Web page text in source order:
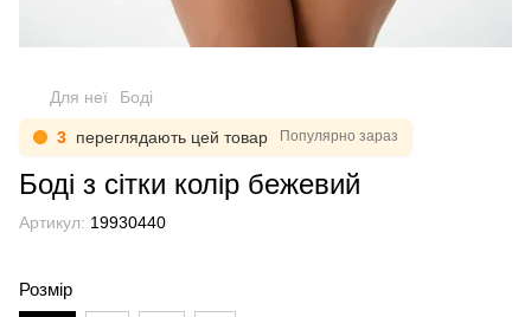
Для неї Боді
3 переглядають цей товар Популярно зараз
Боді з сітки колір бежевий
Артикул: 19930440
Розмір